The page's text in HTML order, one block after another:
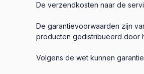
De verzendkosten naar de
De garantievoorwaarden zijn
producten gedistribueerd door
Volgens de wet kunnen